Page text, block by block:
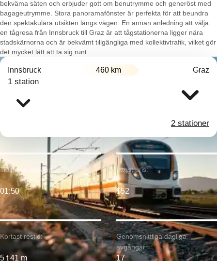
bekväma säten och erbjuder gott om benutrymme och generöst med
bagageutrymme. Stora panoramafönster är perfekta för att beundra
den spektakulära utsikten längs vägen. En annan anledning att välja
en tågresa från Innsbruck till Graz är att tågstationerna ligger nära
stadskärnorna och är bekvämt tillgängliga med kollektivtrafik, vilket gör
det mycket lätt att ta sig runt.
Innsbruck 460 km Graz
1 station
2 stationer
Kortast restid:
5 t 41 m
Tidigaste avgång:
01:50
Lägst pris:
$52
Genomsnittliga dagliga
avgångar:
17